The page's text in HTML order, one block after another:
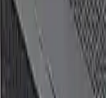
%
Max İndirim
Product ID:
techstorm-quanta-
kompakt-tasarim-bir-arada
2026-08-07